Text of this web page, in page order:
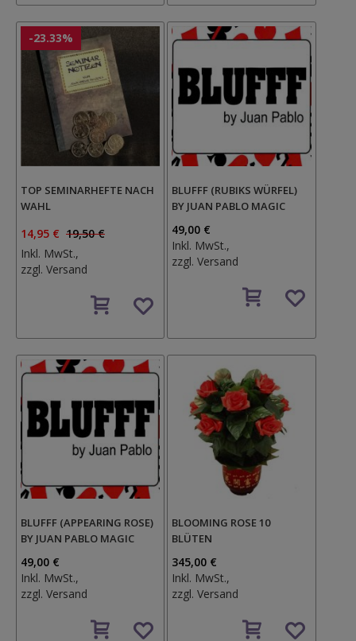
-23.33%
TOP SEMINARHEFTE NACH
WAHL
14,95 € 19,50 €
Inkl. MwSt.,
zzgl. Versand
den
BLUFFF (RUBIKS WÜRFEL)
BY JUAN PABLO MAGIC
49,00 €
Inkl. MwSt.,
zzgl.Versand
den
BLUFFF (APPEARING ROSE)
BY JUAN PABLO MAGIC
49,00 €
Inkl. MwSt.,
zzgl. Versand
den
BLOOMING ROSE 10
BLÜTEN
345,00 €
Inkl. MwSt.,
zzgl.Versand
den